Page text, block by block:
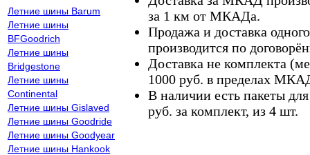
Летние шины Barum
Летние шины
BFGoodrich
Летние шины
Bridgestone
Летние шины
Continental
Летние шины Gislaved
Летние шины Goodride
Летние шины Goodyear
Летние шины Hankook
за 1 км от МКАДа.
Продажа и доставка
производится по
Доставка не комплекта
1000 руб. в пределах
В наличии есть пакеты
руб. за комплект, из 4 шт.